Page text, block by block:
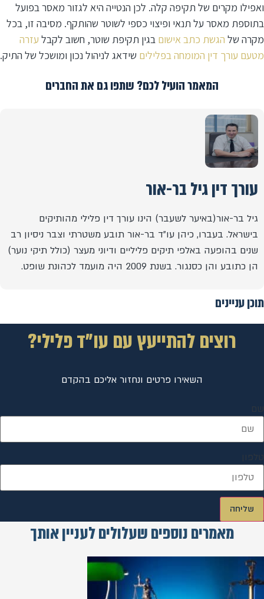
ואפילו מקרים של תקיפה קלה. לכן הנטייה היא לגזור מאסר בפועל
בתוספת מאסר על תנאי ופיצוי כספי לשוטר שהותקף. מסיבה זו, בכל
מקרה של הגשת כתב אישום בגין תקיפת שוטר, חשוב לקבל עזרה
מטעם עורך דין המומחה בפלילים שידאג לניהול נכון ומושכל של התיק.
המאמר הועיל לכם? שתפו גם את החברים
עורך דין גיל בר-אור
גיל בר-אור(באיער לשעבר) הינו עורך דין פלילי מהותיקים
בישראל. בעברו, כיהן עו"ד בר-אור תובע משטרתי וצבר ניסיון רב
שנים בהופעה באלפי תיקים פליליים ודיוני מעצר (כולל תיקי נוער)
הן כתובע והן כסנגור. בשנת 2009 היה מועמד לכהונת שופט.
תוכן עניינים
רוצים להתייעץ עם עו"ד פלילי?
השאירו פרטים ונחזור אליכם בהקדם
שם
טלפון
שליחה
מאמרים נוספים שעלולים לעניין אותך